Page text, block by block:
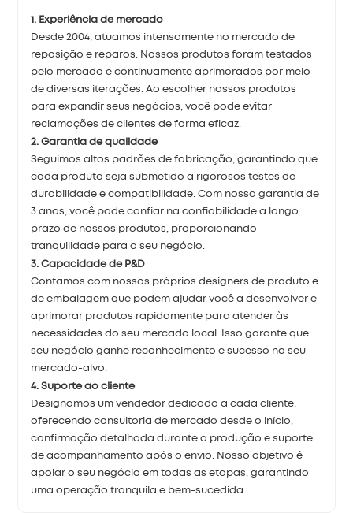
1. Experiência de mercado
Desde 2004, atuamos intensamente no mercado de
reposição e reparos. Nossos produtos foram testados
pelo mercado e continuamente aprimorados por meio
de diversas iterações. Ao escolher nossos produtos
para expandir seus negócios, você pode evitar
reclamações de clientes de forma eficaz.
2. Garantia de qualidade
Seguimos altos padrões de fabricação, garantindo que
cada produto seja submetido a rigorosos testes de
durabilidade e compatibilidade. Com nossa garantia de
3 anos, você pode confiar na confiabilidade a longo
prazo de nossos produtos, proporcionando
tranquilidade para o seu negócio.
3. Capacidade de P&D
Contamos com nossos próprios designers de produto e
de embalagem que podem ajudar você a desenvolver e
aprimorar produtos rapidamente para atender às
necessidades do seu mercado local. Isso garante que
seu negócio ganhe reconhecimento e sucesso no seu
mercado-alvo.
4. Suporte ao cliente
Designamos um vendedor dedicado a cada cliente,
oferecendo consultoria de mercado desde o início,
confirmação detalhada durante a produção e suporte
de acompanhamento após o envio. Nosso objetivo é
apoiar o seu negócio em todas as etapas, garantindo
uma operação tranquila e bem-sucedida.